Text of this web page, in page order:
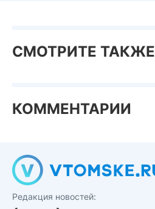
СМОТРИТЕ ТАКЖЕ
КОММЕНТАРИИ
Редакция новостей: